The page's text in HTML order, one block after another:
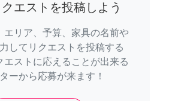
エストを投稿しよう
エリア、予算、家具の名前や
してリクエストを投稿する
エストに応えることが出来る
ーから応募が来ます！